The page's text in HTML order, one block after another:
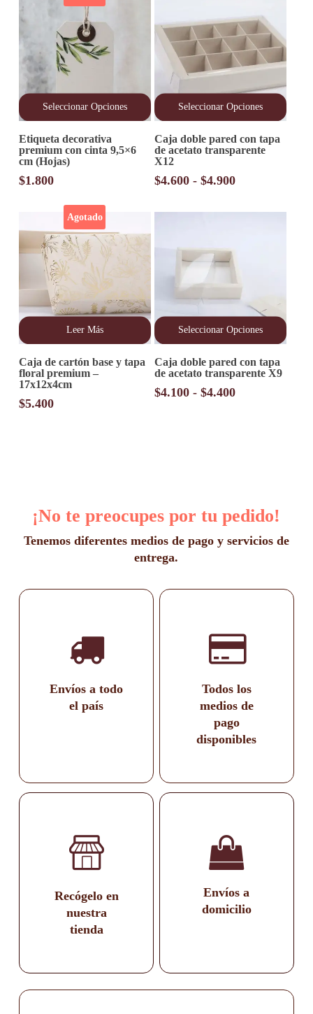
Seleccionar Opciones
producto
tiene
múltiples
variantes.
elegir
en
de
producto
Etiqueta decorativa
premium con cinta 9,5×6
cm (Hojas)
$1.800
Seleccionar Opciones
producto
tiene
múltiples
variantes.
se
página
producto
Caja doble pared con tapa
de acetato transparente
X12
$4.600 - $4.900Rango
precios:
$4.900
Leer Más
Agotado
Caja de cartón base y tapa
floral premium –
17x12x4cm
$5.400
Seleccionar Opciones
producto
tiene
múltiples
variantes.
de
producto
Caja doble pared con tapa
de acetato transparente X9
$4.100 - $4.400Rango
¡No te preocupes por tu pedido!
Tenemos diferentes medios de pago y servicios de
entrega.
Envíos a todo
el país
Todos los
medios de
pago
disponibles
Recógelo en
nuestra
tienda
Envíos a
domicilio